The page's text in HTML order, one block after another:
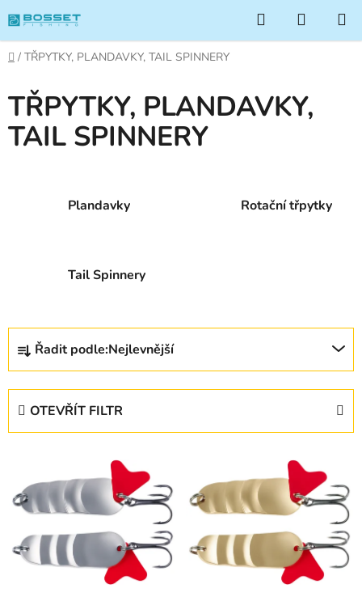
na
obsah
Hledat
KOŠÍK
Domů
/ TŘPYTKY, PLANDAVKY, TAIL SPINNERY
TŘPYTKY, PLANDAVKY,
TAIL SPINNERY
Plandavky Rotační třpytky
Tail Spinnery
Ř
z
o
u
Řadit podle:Nejlevnější
OTEVŘÍT FILTR
p
s